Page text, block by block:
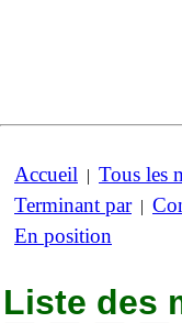
Accueil | Tous les
Terminant par|
En position
Liste des